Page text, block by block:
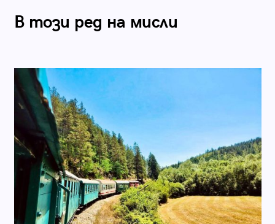
В този ред на мисли